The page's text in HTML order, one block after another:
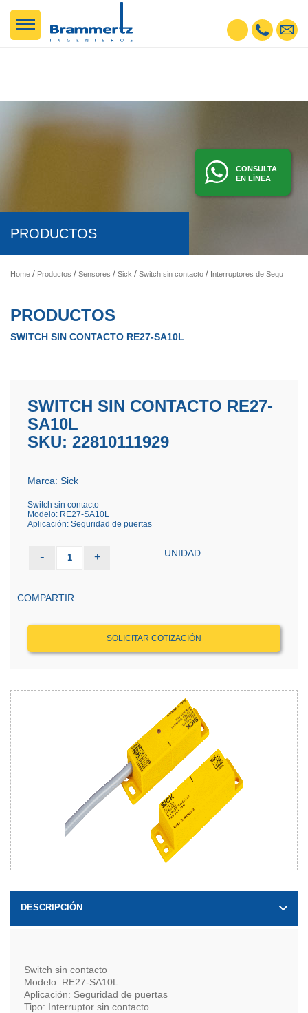
CONSULTA
EN LÍNEA
PRODUCTOS
Home Productos Sensores Sick Switch sin contacto Interruptores de Seguridad
PRODUCTOS
SWITCH SIN CONTACTO RE27-SA10L
SWITCH SIN CONTACTO RE27-
SA10L
SKU: 22810111929
Marca: Sick
Switch sin contacto
Modelo: RE27-SA10L
Aplicación: Seguridad de puertas
- 1 + UNIDAD
COMPARTIR
SOLICITAR COTIZACIÓN
DESCRIPCIÓN
Switch sin contacto
Modelo: RE27-SA10L
Aplicación: Seguridad de puertas
Tipo: Interruptor sin contacto